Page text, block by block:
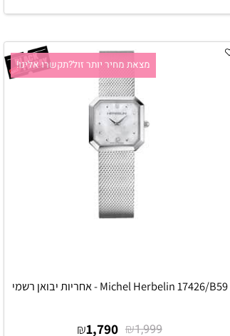
מצאת מחיר יותר זול?תקשרו אלינו!
Michel Herbelin 17426/B59 - אחריות יבואן רשמי